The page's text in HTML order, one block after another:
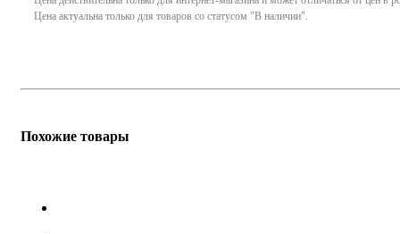
Цена актуальна только для товаров со статусом "В наличии".
Похожие товары